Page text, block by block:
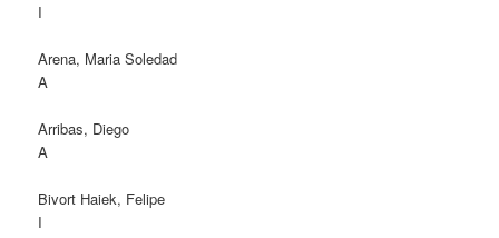
I
Arena, Maria Soledad
A
Arribas, Diego
A
Bivort Haiek, Felipe
I